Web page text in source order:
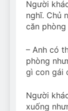
Người
nghĩ. Chủ
căn
– Anh có
phòng
gì con gái
Người
xuống